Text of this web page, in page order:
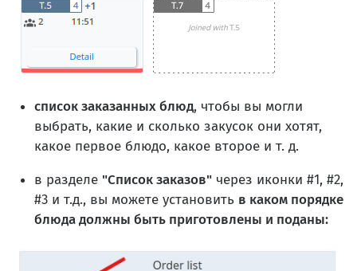
список заказанных блюд, чтобы вы могли
выбрать, какие и сколько закусок они хотят,
какое первое блюдо, какое второе и т. д.
в разделе "Список заказов"через иконки #1, #2,
#3 и т.д., вы можете установить в каком порядке
блюда должны быть приготовлены и поданы: